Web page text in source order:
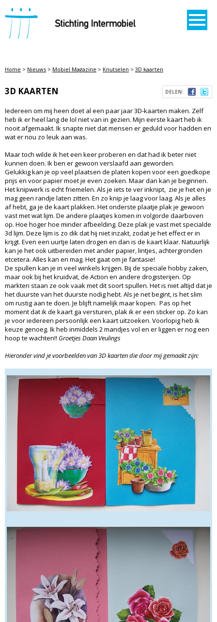
STICHTING INTERMOBIEL
Home > Nieuws > Mobiel Magazine > Knutselen > 3D kaarten
DELEN:
3D KAARTEN
Iedereen om mij heen doet al een paar jaar 3D-kaarten maken. Zelf
heb ik er heel lang de lol niet van in gezien. Mijn eerste kaart heb ik
nooit afgemaakt. Ik snapte niet dat mensen er geduld voor hadden en
wat er nou zo leuk aan was.
Maar toch wilde ik het een keer proberen en dat had ik beter niet
kunnen doen. Ik ben er gewoon verslaafd aan geworden.
Gelukkig kan je op veel plaatsen de platen kopen voor een goedkope
prijs en voor papier moet je even zoeken. Maar dan kan je beginnen.
Het knipwerk is echt friemelen. Als je iets te ver inknipt, zie je het en je
mag geen randje laten zitten. En zo knip je laag voor laag. Als je alles
af hebt, ga je de kaart plakken. Het onderste plaatje plak je gewoon
vast met wat lijm. De andere plaatjes komen in volgorde daarboven
op. Hoe hoger hoe minder afbeelding. Deze plak je vast met specialde
3d lijm. Deze lijm is zo dik dat hij niet inzakt, zodat je het effect er in
krijgt. Even een uurtje laten drogen en dan is de kaart klaar. Natuurlijk
kan je het ook uitbereiden met ander papier, lintjes, achtergronden
etcetera. Alles kan en mag. Het gaat om je fantasie!
De spullen kan je in veel winkels krijgen. Bij de speciale hobby zaken,
maar ook bij het kruidvat, de Action en andere drogisterijen. Op
markten staan ze ook vaak met dit soort spullen. Het is niet altijd dat je
het duurste van het duurste nodig hebt. Als je net begint, is het slim
om rustig aan te doen. Je blijft namelijk maar kopen. Pas op het
moment dat ik de kaart ga versturen, plak ik er een sticker op. Zo kan
je voor iedereen persoonlijk een kaart uitzoeken. Voorlopig heb ik
keuze genoeg. Ik heb inmiddels 2 mandjes vol en er liggen er nog een
hoop te wachten!! Groetjes Daan Veulings
Hieronder vind je voorbeelden van 3D kaarten die door mij gemaakt zijn: